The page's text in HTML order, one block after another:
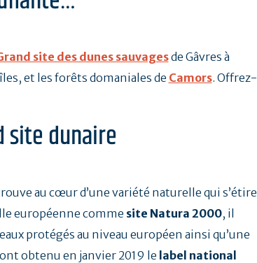
site des dunes sauvagesde Gâvres à
et lesforêts domaniales de Camors. Offrez-
site dunaire
au cœur d’une variété naturelle qui s’étire
européenne comme site Natura 2000, il
protégés au niveau européen ainsi qu’une
obtenu en janvier 2019 le label national